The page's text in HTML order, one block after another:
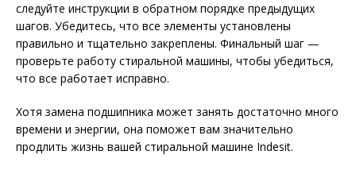
следуйте инструкции в обратном порядке предыдущих
шагов. Убедитесь, что все элементы установлены
правильно и тщательно закреплены. Финальный шаг —
проверьте работу стиральной машины, чтобы убедиться,
что все работает исправно.
Хотя замена подшипника может занять достаточно много
времени и энергии, она поможет вам значительно
продлить жизнь вашей стиральной машине Indesit.